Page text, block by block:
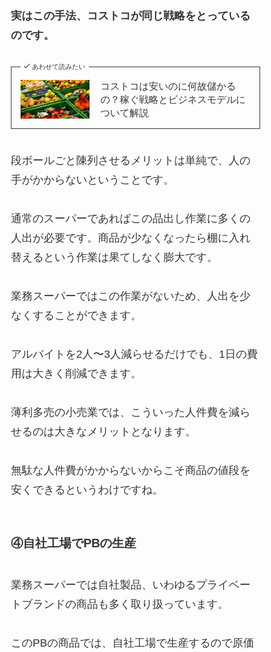
実はこの手法、コストコが同じ戦略をとっている
のです。
あわせて読みたい
コストコは安いのに何故儲かる
の？稼ぐ戦略とビジネスモデルに
ついて解説
段ボールごと陳列させるメリットは単純で、人の
手がかからないということです。
通常のスーパーであればこの品出し作業に多くの
人出が必要です。商品が少なくなったら棚に入れ
替えるという作業は果てしなく膨大です。
業務スーパーではこの作業がないため、人出を少
なくすることができます。
アルバイトを2人〜3人減らせるだけでも、1日の費
用は大きく削減できます。
薄利多売の小売業では、こういった人件費を減ら
せるのは大きなメリットとなります。
無駄な人件費がかからないからこそ商品の値段を
安くできるというわけですね。
④自社工場でPBの生産
業務スーパーでは自社製品、いわゆるプライベー
トブランドの商品も多く取り扱っています。
このPBの商品では、自社工場で生産するので原価